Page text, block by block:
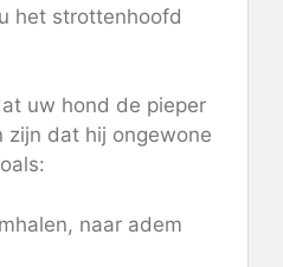
het strottenhoofd
uw hond de pieper
zijn dat hij ongewone
naar adem